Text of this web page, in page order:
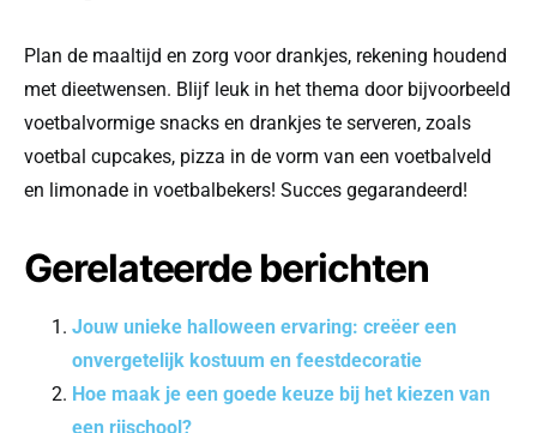
Plan de maaltijd en zorg voor drankjes, rekening houdend
met dieetwensen. Blijf leuk in het thema door bijvoorbeeld
voetbalvormige snacks en drankjes te serveren, zoals
voetbal cupcakes, pizza in de vorm van een voetbalveld
en limonade in voetbalbekers! Succes gegarandeerd!
Gerelateerde berichten
Jouw unieke halloween ervaring: creëer een
onvergetelijk kostuum en feestdecoratie
Hoe maak je een goede keuze bij het kiezen van
een rijschool?